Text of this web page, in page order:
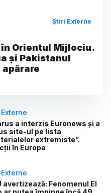
Știri Externe
Orientul Mijlociu.
și Pakistanul
apărare
a interzis Euronews și a
site-ul pe lista
extremiste”.
în Europa
avertizează: Fenomenul El